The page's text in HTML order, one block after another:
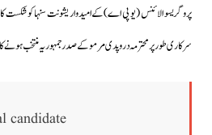
سرکاری طور پر محترمہ دروپدی مرمو کے صدر جمہوریہ منتخب ہونے کا
candidate